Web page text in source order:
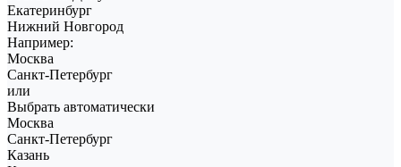
Екатеринбург
Нижний Новгород
Например:
Москва
Санкт-Петербург
или
Выбрать автоматически
Москва
Санкт-Петербург
Казань